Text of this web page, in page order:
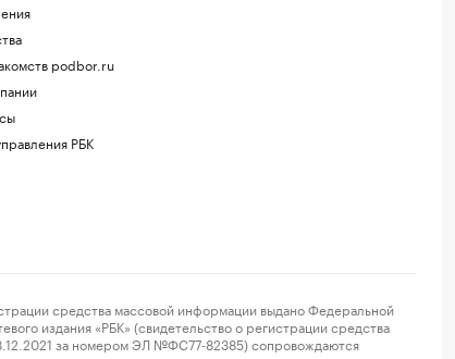
podbor.ru
РБК
средства массовой информации выдано Федеральной
издания «РБК» (свидетельство о регистрации средства
за номером ЭЛ №ФС77-82385) сопровождаются